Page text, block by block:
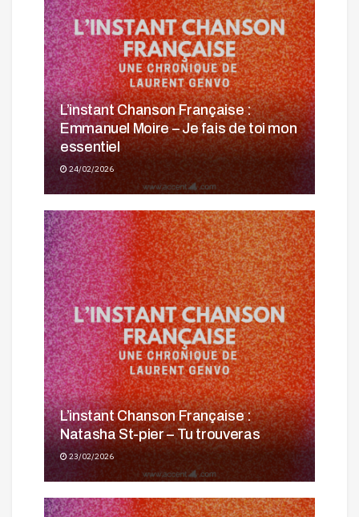
L’instant Chanson Française :
Emmanuel Moire – Je fais de toi mon
essentiel
24/02/2026
L’instant Chanson Française :
Natasha St-pier – Tu trouveras
23/02/2026